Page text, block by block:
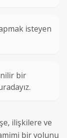
isteyen
bir
ilişkilere ve
bir yolunu